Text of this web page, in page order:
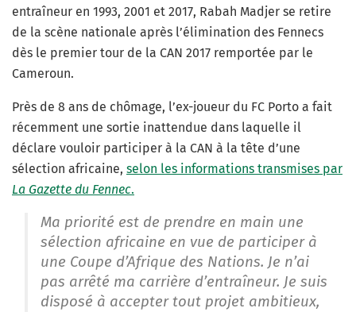
entraîneur en 1993, 2001 et 2017, Rabah Madjer se retire
de la scène nationale après l’élimination des Fennecs
dès le premier tour de la CAN 2017 remportée par le
Cameroun.
Près de 8 ans de chômage, l’ex-joueur du FC Porto a fait
récemment une sortie inattendue dans laquelle il
déclare vouloir participer à la CAN à la tête d’une
sélection africaine, selon les informations transmises par
La Gazette du Fennec.
Ma priorité est de prendre en main une
sélection africaine en vue de participer à
une Coupe d’Afrique des Nations. Je n’ai
pas arrêté ma carrière d’entraîneur. Je suis
disposé à accepter tout projet ambitieux,